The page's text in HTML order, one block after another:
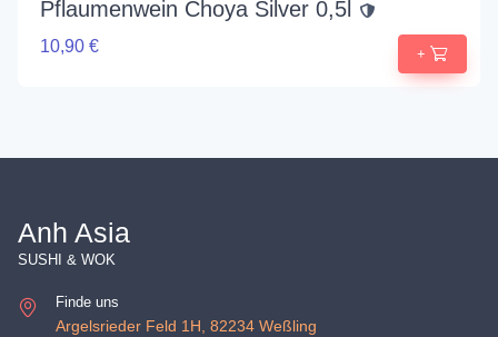
Pflaumenwein Choya Silver 0,5l
10,90 € +
Anh Asia
SUSHI & WOK
Finde uns
Argelsrieder Feld 1H, 82234 Weßling